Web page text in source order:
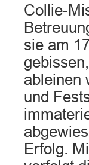
Collie-
sie am
ableinen
und
Erfolg.